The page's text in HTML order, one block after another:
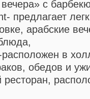
с
предлагает
арабские
в
обедов и
ресторан,